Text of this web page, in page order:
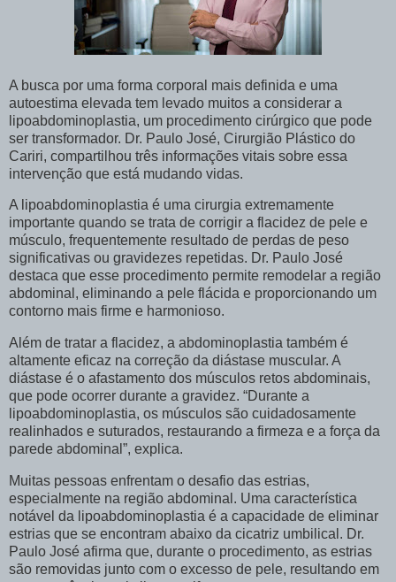
A busca por uma forma corporal mais definida e uma
autoestima elevada tem levado muitos a considerar a
lipoabdominoplastia, um procedimento cirúrgico que pode
ser transformador. Dr. Paulo José, Cirurgião Plástico do
Cariri, compartilhou três informações vitais sobre essa
intervenção que está mudando vidas.
A lipoabdominoplastia é uma cirurgia extremamente
importante quando se trata de corrigir a flacidez de pele e
músculo, frequentemente resultado de perdas de peso
significativas ou gravidezes repetidas. Dr. Paulo José
destaca que esse procedimento permite remodelar a região
abdominal, eliminando a pele flácida e proporcionando um
contorno mais firme e harmonioso.
Além de tratar a flacidez, a abdominoplastia também é
altamente eficaz na correção da diástase muscular. A
diástase é o afastamento dos músculos retos abdominais,
que pode ocorrer durante a gravidez. “Durante a
lipoabdominoplastia, os músculos são cuidadosamente
realinhados e suturados, restaurando a firmeza e a força da
parede abdominal”, explica.
Muitas pessoas enfrentam o desafio das estrias,
especialmente na região abdominal. Uma característica
notável da lipoabdominoplastia é a capacidade de eliminar
estrias que se encontram abaixo da cicatriz umbilical. Dr.
Paulo José afirma que, durante o procedimento, as estrias
são removidas junto com o excesso de pele, resultando em